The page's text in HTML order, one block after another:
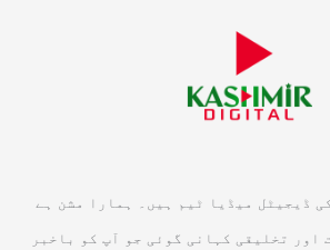
ڈیجیٹل میڈیا ٹیم ہیں۔ ہمارا مشن ہے
اور تخلیقی کہانی گوئی جو آپ کو باخبر